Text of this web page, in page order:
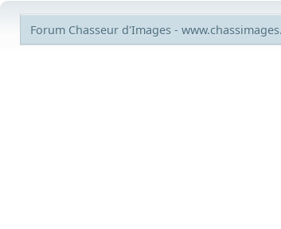
Forum Chasseur d'Images -